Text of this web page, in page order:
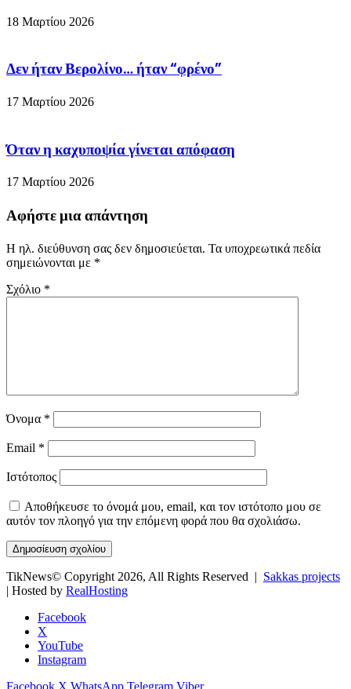
18 Μαρτίου 2026
Δεν ήταν Βερολίνο… ήταν “φρένο”
17 Μαρτίου 2026
Όταν η καχυποψία γίνεται απόφαση
17 Μαρτίου 2026
Αφήστε μια απάντηση
Η ηλ. διεύθυνση σας δεν δημοσιεύεται. Τα υποχρεωτικά πεδία
σημειώνονται με *
Σχόλιο *
Όνομα *
Email *
Ιστότοπος
Αποθήκευσε το όνομά μου, email, και τον ιστότοπο μου σε
αυτόν τον πλοηγό για την επόμενη φορά που θα σχολιάσω.
TikNews© Copyright 2026, All Rights Reserved | Sakkas projects
| Hosted by RealHosting
Facebook
X
YouTube
Instagram
Facebook X WhatsApp Telegram Viber